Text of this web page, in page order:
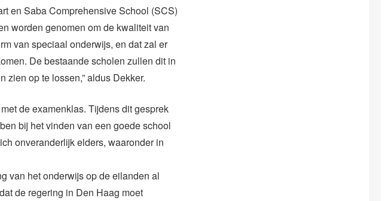
en Saba Comprehensive School (SCS)
worden genomen om de kwaliteit van
van speciaal onderwijs, en dat zal er
De bestaande scholen zullen dit in
zien op te lossen,” aldus Dekker.
de examenklas. Tijdens dit gesprek
bij het vinden van een goede school
onveranderlijk elders, waaronder in
van het onderwijs op de eilanden al
de regering in Den Haag moet